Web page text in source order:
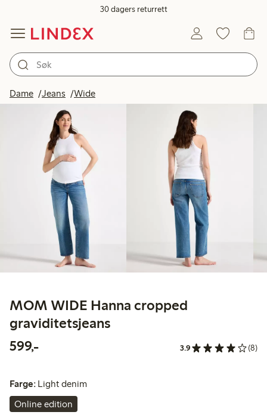
30 dagers returrett
Dame Jeans Wide
MOM WIDE Hanna cropped
graviditetsjeans
599,-599,00 kr 3.9 (8)
Farge: Light denim
Online edition